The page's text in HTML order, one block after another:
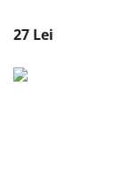
27 Lei